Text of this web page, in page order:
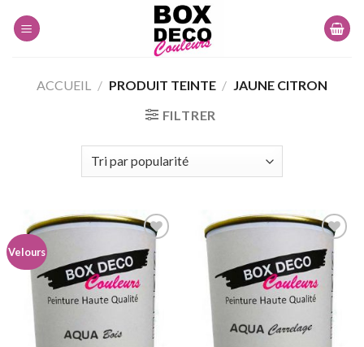
ACCUEIL / PRODUIT TEINTE / JAUNE CITRON
FILTRER
Velours
Ajouter
à la
wishlist
Ajouter
à la
wishlist